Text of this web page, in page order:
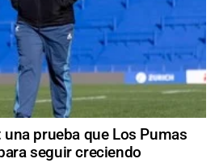
prueba que Los Pumas
seguir creciendo